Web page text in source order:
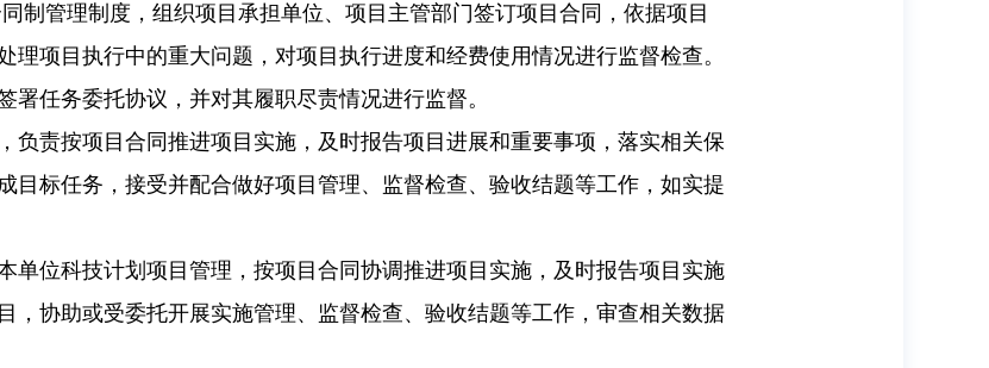
制管理制度，组织项目承担单位、项目主管部门签订项目合同，依据项目
理项目执行中的重大问题，对项目执行进度和经费使用情况进行监督检查。
署任务委托协议，并对其履职尽责情况进行监督。
负责按项目合同推进项目实施，及时报告项目进展和重要事项，落实相关保
目标任务，接受并配合做好项目管理、监督检查、验收结题等工作，如实提
单位科技计划项目管理，按项目合同协调推进项目实施，及时报告项目实施
，协助或受委托开展实施管理、监督检查、验收结题等工作，审查相关数据